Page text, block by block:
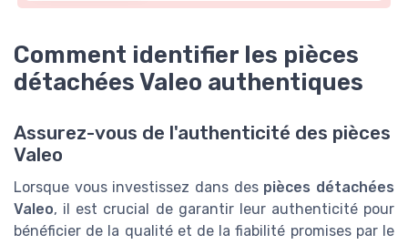
Comment identifier les pièces
détachées Valeo authentiques
Assurez-vous de l'authenticité des pièces
Valeo
Lorsque vous investissez dans des pièces détachées
Valeo, il est crucial de garantir leur authenticité pour
bénéficier de la qualité et de la fiabilité promises par le